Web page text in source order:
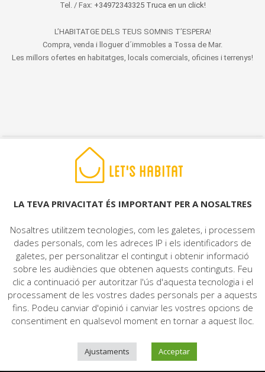
Tel. / Fax: +34972343325 Truca en un click!
L’HABITATGE DELS TEUS SOMNIS T’ESPERA!
Compra, venda i lloguer d´immobles a Tossa de Mar.
Les millors ofertes en habitatges, locals comercials, oficines i terrenys!
© 2022 LET'S HABITAT - IMMOBILIÀRIA. Tots els drets reservats.
Protecció de dades| Politica de cookies
LA TEVA PRIVACITAT ÉS IMPORTANT PER A NOSALTRES
Nosaltres utilitzem tecnologies, com les galetes, i processem
dades personals, com les adreces IP i els identificadors de
galetes, per personalitzar el contingut i obtenir informació
sobre les audiències que obtenen aquests continguts. Feu
clic a continuació per autoritzar l'ús d'aquesta tecnologia i el
processament de les vostres dades personals per a aquests
fins. Podeu canviar d'opinió i canviar les vostres opcions de
consentiment en qualsevol moment en tornar a aquest lloc.
Ajustaments Acceptar